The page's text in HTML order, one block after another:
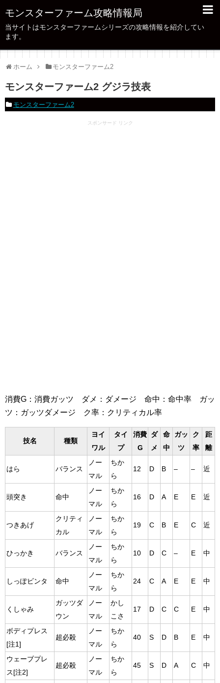
モンスターファーム攻略情報局
当サイトはモンスターファームシリーズの攻略情報を紹介してい
ます。
ホーム モンスターファーム2
モンスターファーム2 グジラ技表
モンスターファーム2
スポンサード リンク
消費G：消費ガッツ ダメ：ダメージ 命中：命中率 ガッ
ツ：ガッツダメージ ク率：クリティカル率
技名 種類
ヨイ
ワル
タイ
プ
消費
G
ダ
メ
命
中
ガッ
ツ
ク
率
距
離
はら バランス
ノー
マル
ちか
ら
12 D B – – 近
頭突き 命中
ノー
マル
ちか
ら
16 D A E E 近
つきあげ
クリティ
カル
ノー
マル
ちか
ら
19 C B E C 近
ひっかき バランス
ノー
マル
ちか
ら
10 D C – E 中
しっぽビンタ 命中
ノー
マル
ちか
ら
24 C A E E 中
くしゃみ
ガッツダ
ウン
ノー
マル
かし
こさ
17 D C C E 中
ボディプレス
[注1]
超必殺
ノー
マル
ちか
ら
40 S D B E 中
ウェーブプレ
ス[注2]
超必殺
ノー
マル
ちか
ら
45 S D A C 中